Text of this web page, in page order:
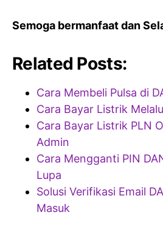
Semoga bermanfaat dan
Related Posts:
Cara Membeli Pulsa di
Cara Bayar Listrik
Cara Bayar Listrik PLN
Admin
Cara Mengganti PIN
Lupa
Solusi Verifikasi Email
Masuk